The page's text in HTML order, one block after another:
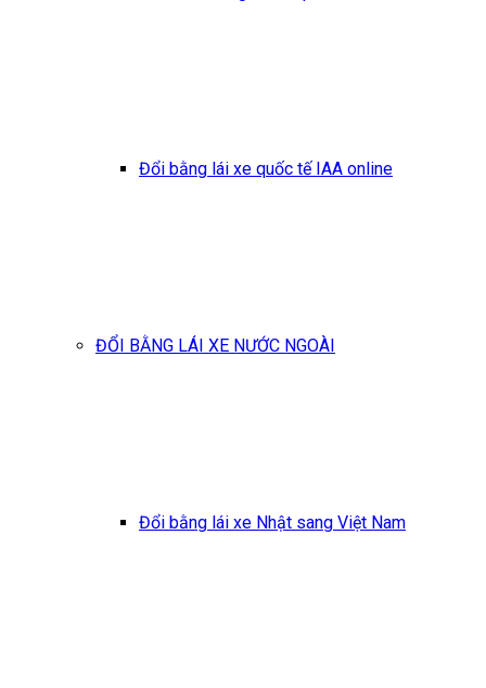
Đổi bằng lái xe quốc tế IAA online
ĐỔI BẰNG LÁI XE NƯỚC NGOÀI
Đổi bằng lái xe Nhật sang Việt Nam